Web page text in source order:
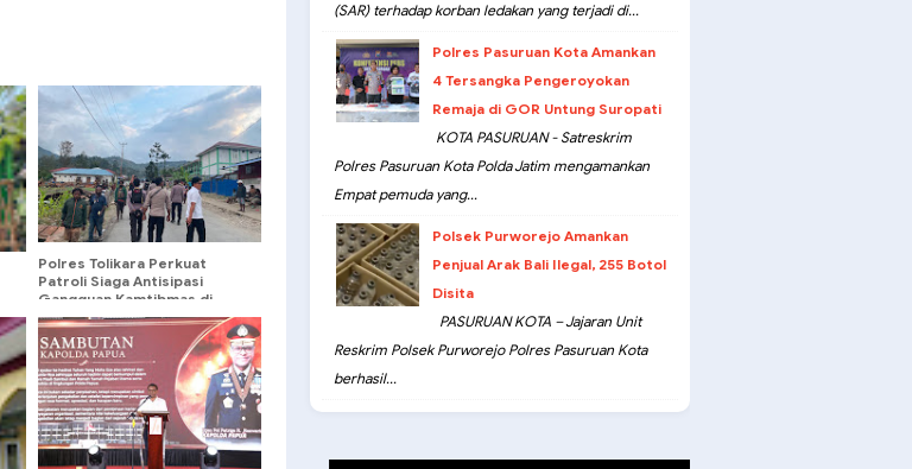
Polres Tolikara Perkuat
Patroli Siaga Antisipasi
Gangguan Kamtibmas di
Karubagat
(SAR) terhadap korban ledakan yang terjadi di...
Polres Pasuruan Kota Amankan
4 Tersangka Pengeroyokan
Remaja di GOR Untung Suropati
KOTA PASURUAN - Satreskrim
Polres Pasuruan Kota Polda Jatim mengamankan
Empat pemuda yang...
Polsek Purworejo Amankan
Penjual Arak Bali Ilegal, 255 Botol
Disita
PASURUAN KOTA – Jajaran Unit
Reskrim Polsek Purworejo Polres Pasuruan Kota
berhasil...